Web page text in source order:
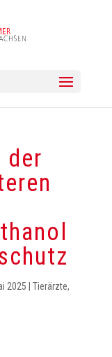
der
2025 Tierärzte,